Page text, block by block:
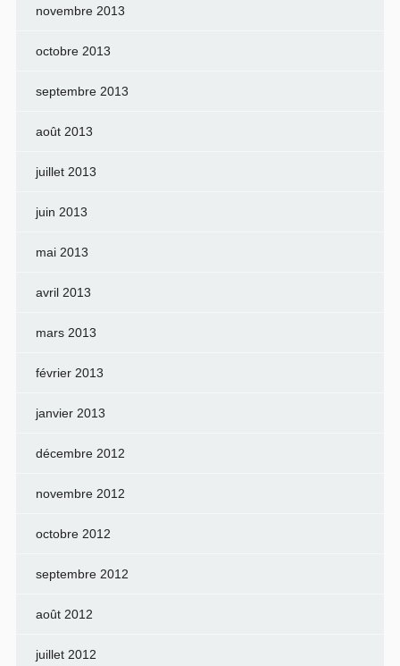
novembre 2013
octobre 2013
septembre 2013
août 2013
juillet 2013
juin 2013
mai 2013
avril 2013
mars 2013
février 2013
janvier 2013
décembre 2012
novembre 2012
octobre 2012
septembre 2012
août 2012
juillet 2012